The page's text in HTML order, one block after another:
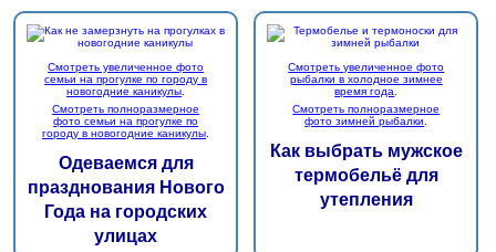
Смотреть увеличенное фото
семьи на прогулке по городу в
новогодние каникулы
Смотреть полноразмерное
фото семьи на прогулке по
городу в новогодние каникулы
Одеваемся для
празднования Нового
Года на городских
улицах
Смотреть увеличенное фото
рыбалки в холодное зимнее
время года
Смотреть полноразмерное
фото зимней рыбалки
Как выбрать мужское
термобельё для
утепления